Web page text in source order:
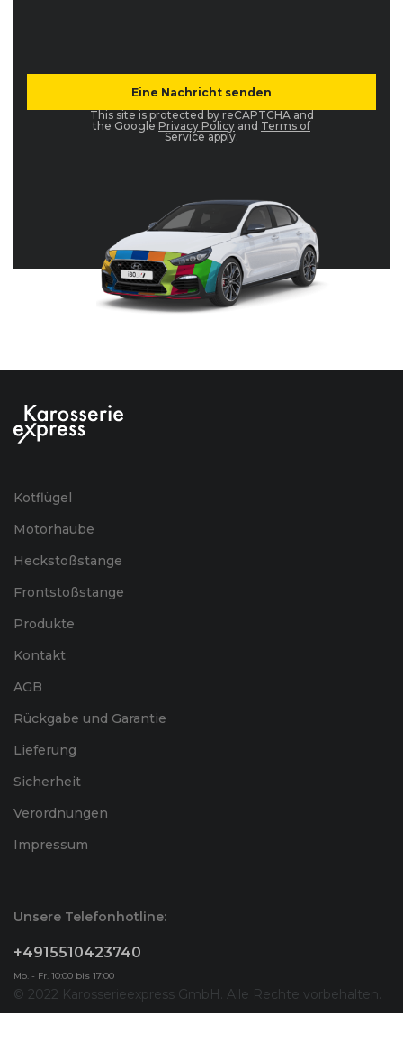
This site is protected by reCAPTCHA and
the Google Privacy Policy and Terms of
Service apply.
Kotflügel
Motorhaube
Heckstoßstange
Frontstoßstange
Produkte
Kontakt
AGB
Rückgabe und Garantie
Lieferung
Sicherheit
Verordnungen
Impressum
Unsere Telefonhotline:
+4915510423740
Mo. - Fr. 10:00 bis 17:00
© 2022 Karosserieexpress GmbH. Alle Rechte vorbehalten.